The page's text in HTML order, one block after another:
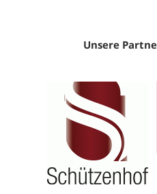
Unsere